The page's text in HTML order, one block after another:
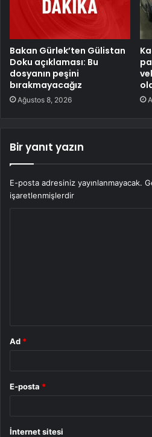
Bakan Gürlek’ten Gülistan
Doku açıklaması: Bu
dosyanın peşini
bırakmayacağız
Ağustos 8, 2026
Bir yanıt yazın
E-posta adresiniz yayınlanmayacak.
işaretlenmişlerdir
Ad *
E-posta *
İnternet sitesi